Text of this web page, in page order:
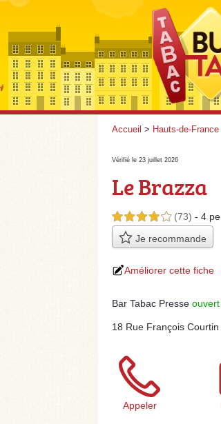
Accueil > Hauts-de-France
Vérifié le 23 juillet 2026
Le Brazza
4,0 étoiles sur 5 (73) - 4
Je recommande
Améliorer cette fiche
Bar Tabac Presse
18 Rue François
Appeler